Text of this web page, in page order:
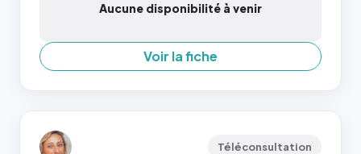
Aucune disponibilité à venir
Voir la fiche
Téléconsultation